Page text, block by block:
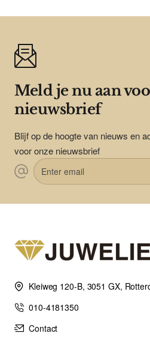
Meld je nu aan
nieuwsbrief
Blijf op de hoogte van nieuws en
voor onze nieuwsbrief
Enter
email
Kleiweg 120-B, 3051 GX,
010-4181350
Contact